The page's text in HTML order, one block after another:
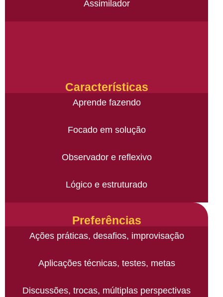
Assimilador
Características
Aprende fazendo
Focado em solução
Observador e reflexivo
Lógico e estruturado
Preferências
Ações práticas, desafios, improvisação
Aplicações técnicas, testes, metas
Discussões, trocas, múltiplas perspectivas